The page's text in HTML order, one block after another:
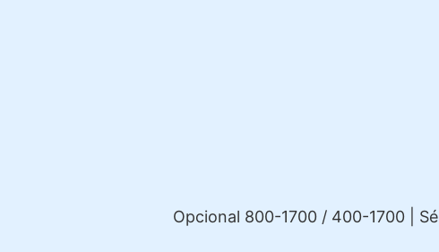
Opcional 800-1700 / 400-1700 |